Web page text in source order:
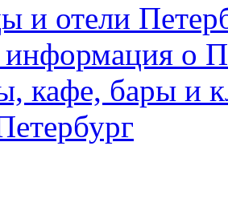
и отели
о
кафе, бары и